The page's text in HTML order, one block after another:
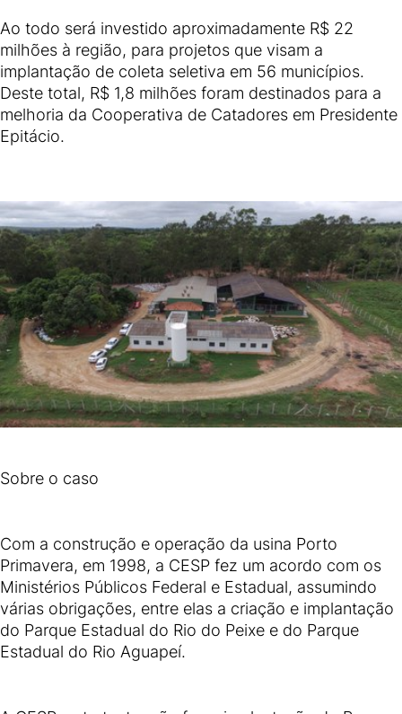
Ao todo será investido aproximadamente R$ 22
milhões à região, para projetos que visam a
implantação de coleta seletiva em 56 municípios.
Deste total, R$ 1,8 milhões foram destinados para a
melhoria da Cooperativa de Catadores em Presidente
Epitácio.
Sobre o caso
Com a construção e operação da usina Porto
Primavera, em 1998, a CESP fez um acordo com os
Ministérios Públicos Federal e Estadual, assumindo
várias obrigações, entre elas a criação e implantação
do Parque Estadual do Rio do Peixe e do Parque
Estadual do Rio Aguapeí.